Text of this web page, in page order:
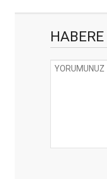
HABERE